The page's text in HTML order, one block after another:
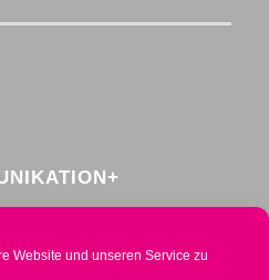
Website und unseren Service zu